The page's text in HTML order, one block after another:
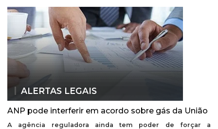
ALERTAS LEGAIS
ANP pode interferir em acordo sobre gás da União
A agência reguladora ainda tem poder de forçar a